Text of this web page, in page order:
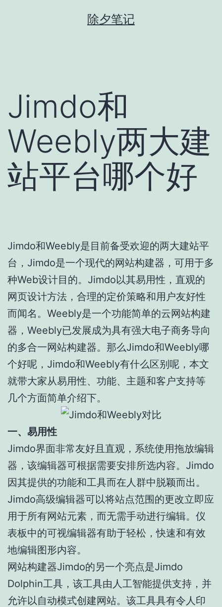
除夕笔记
Jimdo和
Weebly两大建
站平台哪个好
Jimdo和Weebly是目前备受欢迎的两大建站平
台，Jimdo是一个现代的网站构建器，可用于多
种Web设计目的。Jimdo以其易用性，直观的
网页设计方法，合理的定价策略和用户友好性
而闻名。Weebly是一个功能简单的云网站构建
器，Weebly已发展成为具有强大电子商务导向
的多合一网站构建器。那么Jimdo和Weebly哪
个好呢，Jimdo和Weebly有什么区别呢，本文
就带大家从易用性、功能、主题和客户支持等
几个方面简单介绍下。
一、易用性
Jimdo界面非常友好且直观，系统使用拖放编辑
器，该编辑器可根据需要安排所选内容。Jimdo
因其提供的功能和工具而在人群中脱颖而出。
Jimdo高级编辑器可以将站点范围的更改立即应
用于所有网站元素，而无需手动进行编辑。仪
表板中的可视编辑器有助于轻松，快速和有效
地编辑图形内容。
网站构建器Jimdo的另一个亮点是Jimdo
Dolphin工具，该工具由人工智能提供支持，并
允许以自动模式创建网站。该工具具有令人印